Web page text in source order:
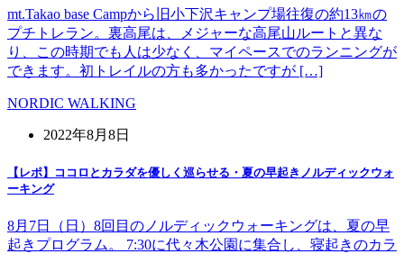
mt.Takao base Campから旧小下沢キャンプ場往復の約13㎞の
プチトレラン。裏高尾は、メジャーな高尾山ルートと異な
り、この時期でも人は少なく、マイペースでのランニングが
できます。初トレイルの方も多かったですが […]
NORDIC WALKING
2022年8月8日
【レポ】ココロとカラダを優しく巡らせる・夏の早起きノルディックウォ
ーキング
8月7日（日）8回目のノルディックウォーキングは、夏の早
起きプログラム。 7:30に代々木公園に集合し、寝起きのカラ